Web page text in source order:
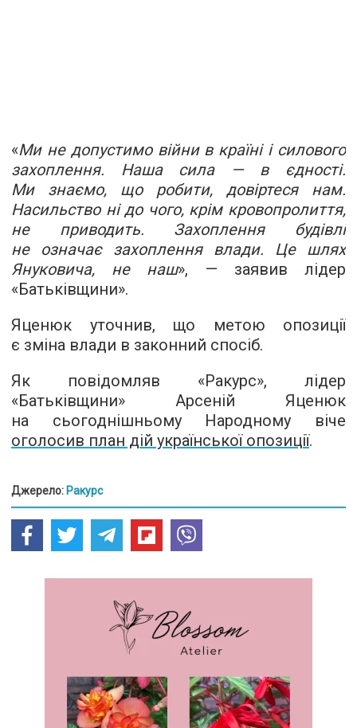
«Ми не допустимо війни в країні і силового
захоплення. Наша сила — в єдності.
Ми знаємо, що робити, довіртеся нам.
Насильство ні до чого, крім кровопролиття,
не приводить. Захоплення будівлі
не означає захоплення влади. Це шлях
Януковича, не наш», — заявив лідер
«Батьківщини».
Яценюк уточнив, що метою опозиції
є зміна влади в законний спосіб.
Як повідомляв «Ракурс», лідер
«Батьківщини» Арсеній Яценюк
на сьогоднішньому Народному віче
оголосив план дій української опозиції.
Джерело: Ракурс